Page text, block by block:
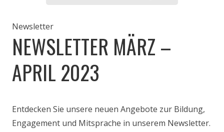
Newsletter
NEWSLETTER MÄRZ –
APRIL 2023
Entdecken Sie unsere neuen Angebote zur Bildung,
Engagement und Mitsprache in unserem Newsletter.